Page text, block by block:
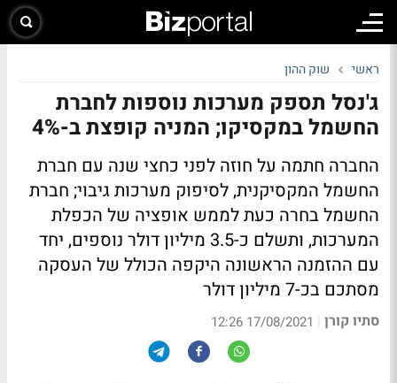
ראשי שוק ההון
ג'נסל תספק מערכות נוספות לחברת
החשמל במקסיקו; המניה קופצת ב-4%
החברה חתמה על חוזה לפני כחצי שנה עם חברת
החשמל המקסיקנית, לסיפוק מערכות גיבוי; חברת
החשמל בחרה כעת לממש אופציה של הכפלת
המערכות, ותשלם כ-3.5 מיליון דולר נוספים, יחד
עם ההזמנה הראשונה היקפה הכולל של העסקה
מסתכם בכ-7 מיליון דולר
סתיו קורן |
17/08/2021 12:26